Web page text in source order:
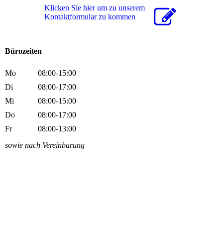
Klicken Sie hier um zu unserem
Kon­takt­for­mu­lar zu kommen
Bürozeiten
Mo
08:00-15:00
Di
08:00-17:00
Mi
08:00-15:00
Do
08:00-17:00
Fr
08:00-13:00
sowie nach Vereinbarung